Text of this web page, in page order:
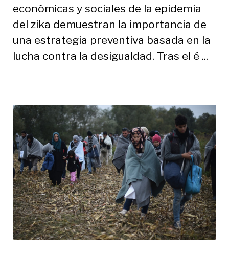
económicas y sociales de la epidemia
del zika demuestran la importancia de
una estrategia preventiva basada en la
lucha contra la desigualdad. Tras el é ...